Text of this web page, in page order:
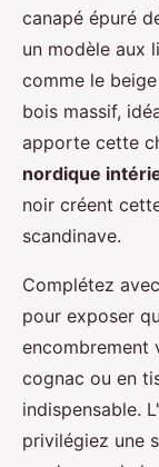
canapé épuré
un modèle aux
comme le
bois massif,
apporte cette
nordique
noir créent
scandinave.
Complétez
pour exposer
encombrement
cognac ou en
indispensable.
privilégiez une